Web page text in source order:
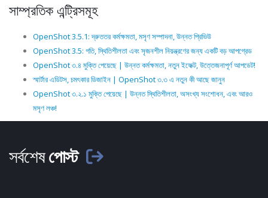
সাম্প্রতিক এন্ট্রিসমূহ
OpenShot 3.5.1: দ্রুততর কর্মক্ষমতা, মসৃণ সম্পাদনা, উন্নত প্রিভিউ
OpenShot 3.5: গতি, স্থিতিশীলতা এবং সৃজনশীল নিয়ন্ত্রণের জন্য একটি বড় আপগ্রেড
OpenShot ৩.৪ মুক্তি পেয়েছে | উন্নত কর্মক্ষমতা, নতুন ইফেক্ট, উত্তেজনাপূর্ণ আপডেট!
স্মার্টার এডিটস, চমৎকার ডিজাইন | OpenShot ৩.৩ এ নতুন কী আছে জানুন
OpenShot ৩.২.১ মুক্তি পেয়েছে | উন্নত স্থিতিশীলতা, অসংখ্য সংশোধন, এবং আরও
মসৃণ লঞ্চ!
সর্বশেষপোস্ট